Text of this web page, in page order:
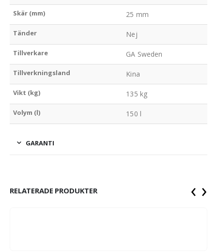
Skär (mm) 25 mm
Tänder Nej
Tillverkare GA Sweden
Tillverkningsland Kina
Vikt (kg) 135 kg
Volym (l) 150 l
GARANTI
RELATERADE PRODUKTER ‹ ›